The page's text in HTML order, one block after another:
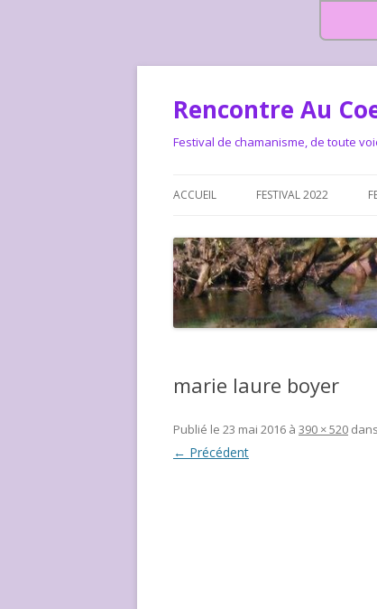
Rencontre Au
Festival de chamanisme, de toute
ACCUEIL
LA CHARTE DU FESTIVAL
LE FESTIVAL DEPUIS 2015 – QUI
SOMMES-NOUS ?
FESTIVAL 2022
marie laure boyer
Publié le 23 mai 2016 à 390 × 520 dans
← Précédent